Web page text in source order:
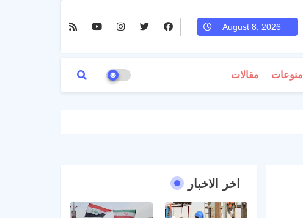
August 8, 2026
منوعات مقالات
اخر الاخبار